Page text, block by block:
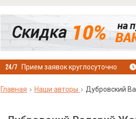
Прием заявок круглосуточно
Главная Наши авторы Дубровский